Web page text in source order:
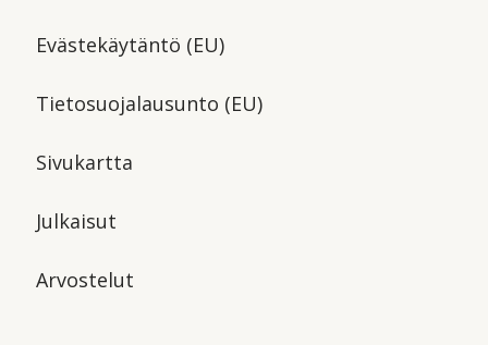
Evästekäytäntö (EU)
Tietosuojalausunto (EU)
Sivukartta
Julkaisut
Arvostelut